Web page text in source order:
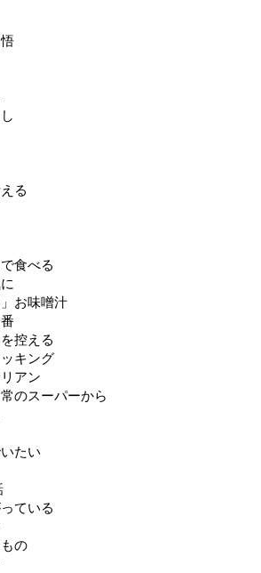
る
食べる
お味噌汁
控える
キング
アン
のスーパーから
たい
ている
の